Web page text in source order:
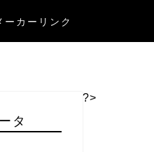
ーカーリンク
?>
タ